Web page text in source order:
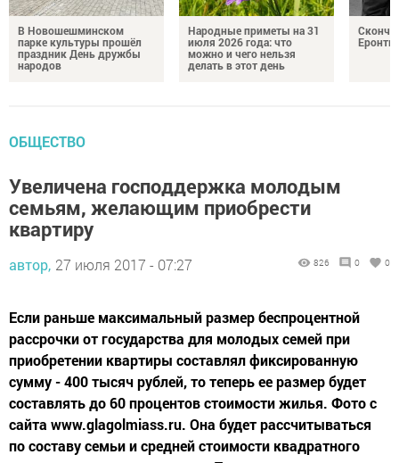
В Новошешминском
парке культуры прошёл
праздник День дружбы
народов
Народные приметы на 31
июля 2026 года: что
можно и чего нельзя
делать в этот день
ОБЩЕСТВО
Увеличена господдержка молодым
семьям, желающим приобрести
квартиру
автор, 27 июля 2017 - 07:27 826 0 0
Если раньше максимальный размер беспроцентной
рассрочки от государства для молодых семей при
приобретении квартиры составлял фиксированную
сумму - 400 тысяч рублей, то теперь ее размер будет
составлять до 60 процентов стоимости жилья. Фото с
сайта www.glagolmiass.ru. Она будет рассчитываться
по составу семьи и средней стоимости квадратного